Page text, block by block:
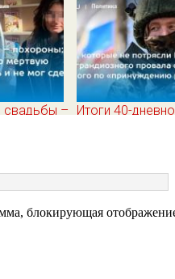
свадьбы –
и не
Итоги 40-
Россия, полный
разбор провала
операции
блокирующая